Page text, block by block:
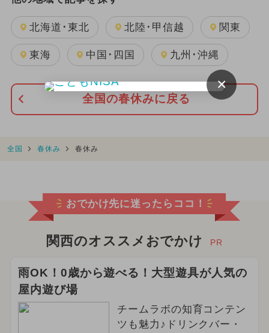
北海道･東北 北陸･甲信越 関東
東海 中国･四国 九州･沖縄
全国の春休みに戻る
全国 春休み 春休み
おでかけ先に迷ったらココ！
関西のオススメおでかけ PR
雨OK！0歳から遊べる！大型遊具が人気の
屋内遊び場
チームラボの知育コンテン
ツも魅力♪ドリンクバー・
×